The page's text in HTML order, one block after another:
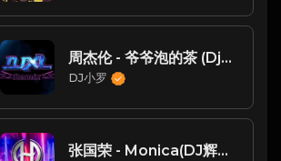
周杰伦 - 爷爷泡的茶 (Dj小罗 ProgHouse Mix )
DJ小罗
张国荣 - Monica(DJ辉总 ProgHouse Mix粤语男)